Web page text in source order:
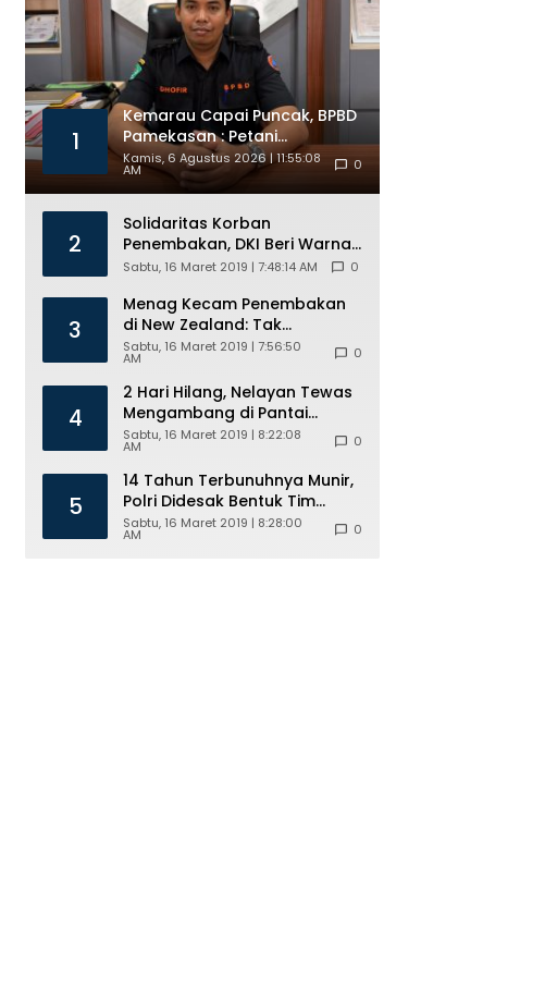
ANG Mesir
1
Kemarau Capai Puncak, BPBD
Pamekasan : Petani
Tembakau Diprediksi
Diuntungkan
Kamis, 6 Agustus 2026 | 11:55:08
AM 0
2
Solidaritas Korban
Penembakan, DKI Beri Warna
Bendera New Zealand di JPO
Sabtu, 16 Maret 2019 | 7:48:14 AM 0
3
Menag Kecam Penembakan
di New Zealand: Tak
Berperikemanusiaan!
Sabtu, 16 Maret 2019 | 7:56:50
AM 0
4
2 Hari Hilang, Nelayan Tewas
Mengambang di Pantai
Cipalawah Garut
Sabtu, 16 Maret 2019 | 8:22:08
AM 0
5
14 Tahun Terbunuhnya Munir,
Polri Didesak Bentuk Tim
Khusus
Sabtu, 16 Maret 2019 | 8:28:00
AM 0